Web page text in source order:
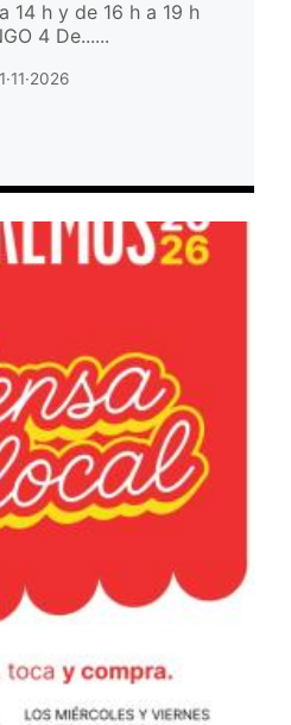
14 h y de 16 h a 19 h
4 De......